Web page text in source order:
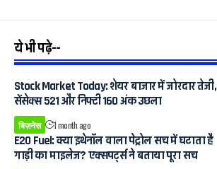
ये भी पढ़े--
Stock Market Today: शेयर बाजार में जोरदार तेजी,
सेंसेक्स 521 और निफ्टी 160 अंक उछला
बिज़नेस 1 month ago
E20 Fuel: क्या इथेनॉल वाला पेट्रोल सच में घटाता है
गाड़ी का माइलेज? एक्सपर्ट्स ने बताया पूरा सच